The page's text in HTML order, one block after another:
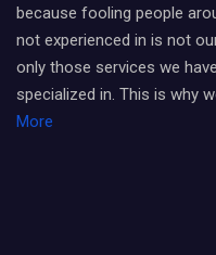
because fooling people
not experienced in is not
only those services we
specialized in. This is why
More